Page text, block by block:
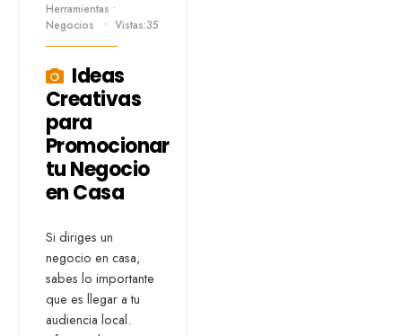
Herramientas •
Negocios
• Vistas:35
Ideas
Creativas
para
Promocionar
tu Negocio
en Casa
Si diriges un
negocio en casa,
sabes lo importante
que es llegar a tu
audiencia local.